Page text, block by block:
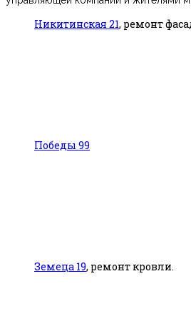
Никитинская 21, ремонт
Победы 99
Земеца 19, ремонт кровли.